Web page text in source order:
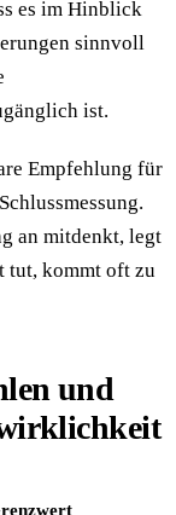
es im Hinblick
sinnvoll
ist.
Empfehlung für
an mitdenkt, legt
tut, kommt oft zu
und